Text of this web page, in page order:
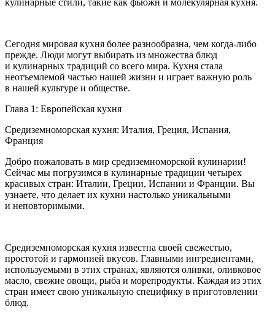
Сегодня мировая кухня более разнообразна, чем когда-либо
прежде. Люди могут выбирать из множества блюд
и кулинарных традиций со всего мира. Кухня стала
неотъемлемой частью нашей жизни и играет важную роль
в нашей культуре и обществе.
Глава 1: Европейская кухня
Средиземноморская кухня: Италия, Греция, Испания,
Франция
Добро пожаловать в мир средиземноморской кулинарии!
Сейчас мы погрузимся в кулинарные традиции четырех
красивых стран: Италии, Греции, Испании и Франции. Вы
узнаете, что делает их кухни настолько уникальными
и неповторимыми.
Средиземноморская кухня известна своей свежестью,
простотой и гармонией вкусов. Главными ингредиентами,
используемыми в этих странах, являются оливки, оливковое
масло, свежие овощи, рыба и морепродукты. Каждая из этих
стран имеет свою уникальную специфику в приготовлении
блюд.